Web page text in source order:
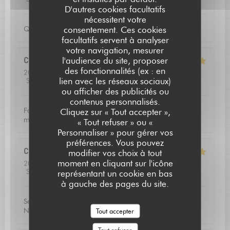
D'autres cookies facultatifs
nécessitent votre
consentement. Ces cookies
facultatifs servent à analyser
votre navigation, mesurer
l'audience du site, proposer
des fonctionnalités (ex : en
lien avec les réseaux sociaux)
ou afficher des publicités ou
contenus personnalisés.
Cliquez sur « Tout accepter »,
« Tout refuser » ou «
Personnaliser » pour gérer vos
préférences. Vous pouvez
modifier vos choix à tout
moment en cliquant sur l'icône
représentant un cookie en bas
à gauche des pages du site.
Tout accepter
Qualite de l'accueil
Christoffer N
2026-07-23
- 13:15 - Couverts 2
Service
Ambiance 4/5 Cuisine: 5 /5 Qualité / Prix
Fantastic food and good service. Defininetly worth a
michelin star
Catherine
2026-07-16- 20:00 - Couverts 3
Service
/5 Ambiance: 5/5 Cuisine: 5/5 Qualité / Prix
Service excellent, la qualité du repas était exceptionnel.
Nous avons passé une soirée très agréable!
L'AUBERGE SAINT JEAN